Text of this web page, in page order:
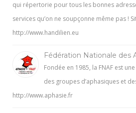
qui répertorie pour tous les bonnes
services qu’on ne soupçonne même pas !
http://www.handilien.eu
Fédération Nationale des
Fondée en 1985, la FNAF est
des groupes d’aphasiques et
http://www.aphasie.fr